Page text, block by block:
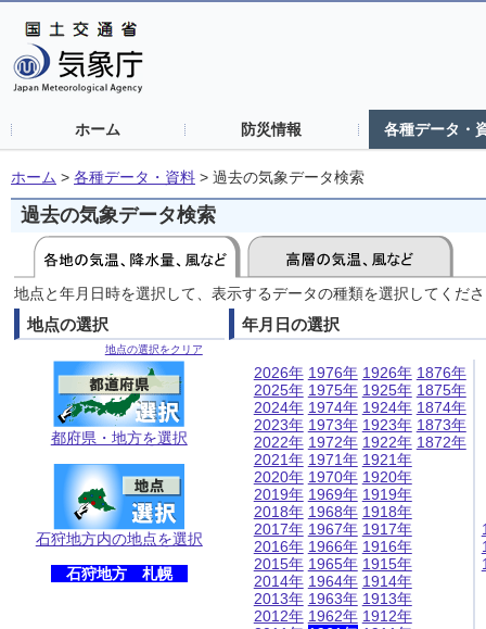
ホーム 防災情報 各種データ・
ホーム > 各種データ・資料 > 過去の気象データ検索
過去の気象データ検索
地点と年月日時を選択して、表示するデータの種類を選択してくだ
地点の選択
地点の選択をクリア
都府県・地方を選択
石狩地方内の地点を選択
石狩地方 札幌
年月日の選択
2026年
2025年
2024年
2023年
2022年
2021年
2020年
2019年
2018年
2017年
2016年
2015年
2014年
2013年
2012年
1976年
1975年
1974年
1973年
1972年
1971年
1970年
1969年
1968年
1967年
1966年
1965年
1964年
1963年
1962年
1926年
1925年
1924年
1923年
1922年
1921年
1920年
1919年
1918年
1917年
1916年
1915年
1914年
1913年
1912年
1876年
1875年
1874年
1873年
1872年